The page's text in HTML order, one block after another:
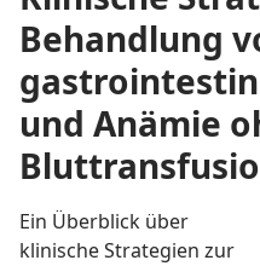
Behandlung
und Anämie
Ein Überblick über
klinische Strategien zur